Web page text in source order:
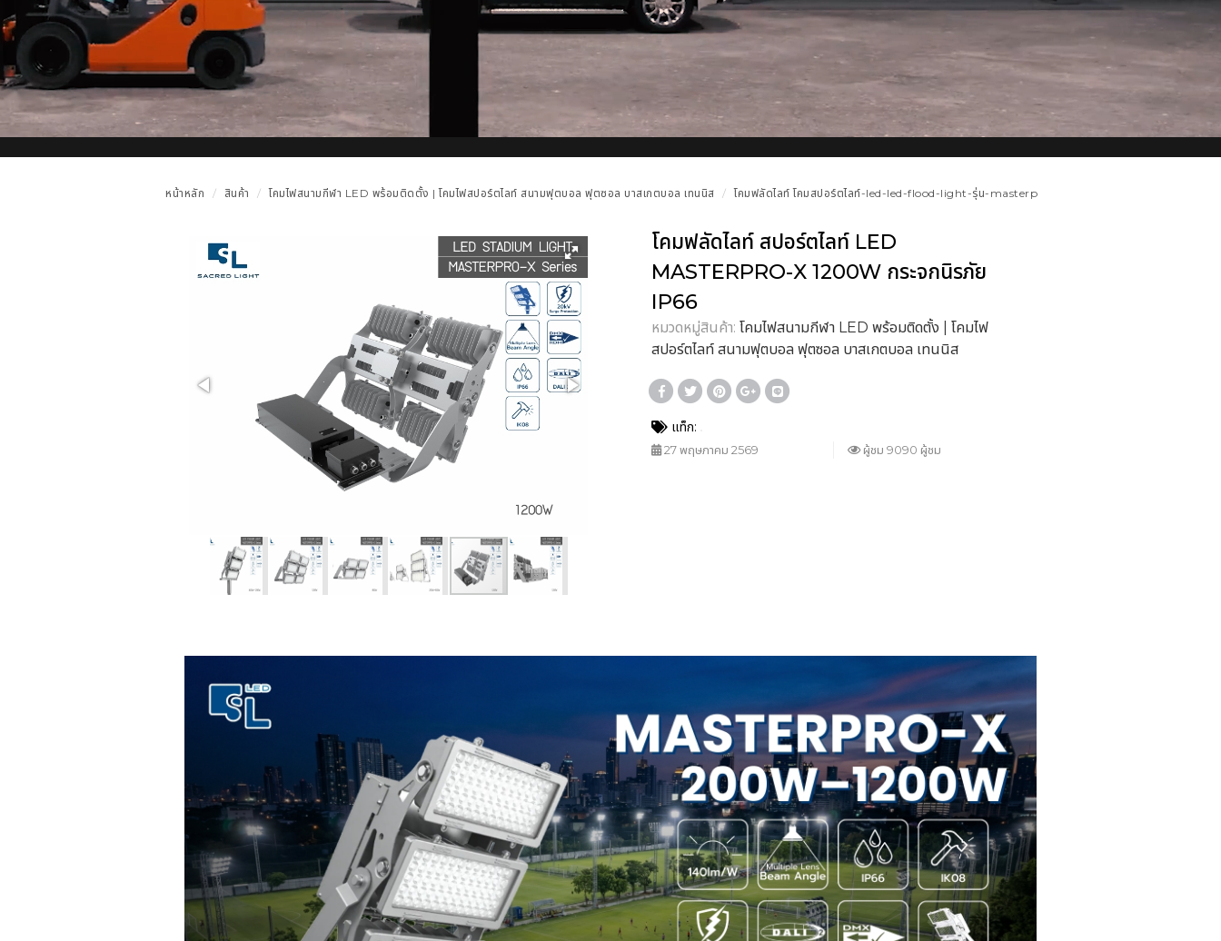
หน้าหลัก สินค้า โคมไฟสนามกีฬา LED พร้อมติดตั้ง | โคมไฟสปอร์ตไลท์ สนามฟุตบอล ฟุตซอล บาสเกตบอล เทนนิส โคมฟลัดไลท์ โคมสปอร์ตไลท์-led-led-flood-light-รุ่น-masterp
โคมฟลัดไลท์ สปอร์ตไลท์ LED
MASTERPRO-X 1200W กระจกนิรภัย
IP66
หมวดหมู่สินค้า: โคมไฟสนามกีฬา LED พร้อมติดตั้ง | โคมไฟ
สปอร์ตไลท์ สนามฟุตบอล ฟุตซอล บาสเกตบอล เทนนิส
แท็ก:
27 พฤษภาคม 2569 ผู้ชม 9090 ผู้ชม